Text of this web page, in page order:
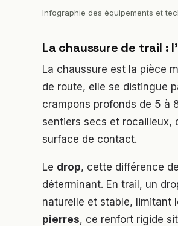
Infographie des équipements et
La chaussure de trail :
La chaussure est la pièce
de route, elle se distingue
crampons profonds de 5 à
sentiers secs et rocailleux,
surface de contact.
Le drop, cette différence
déterminant. En trail, un
naturelle et stable, limitant
pierres, ce renfort rigide